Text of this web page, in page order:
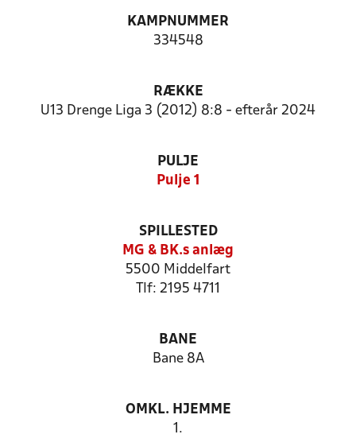
KAMPNUMMER
334548
RÆKKE
U13 Drenge Liga 3 (2012) 8:8 - efterår 2024
PULJE
Pulje 1
SPILLESTED
MG & BK.s anlæg
5500 Middelfart
Tlf: 2195 4711
BANE
Bane 8A
OMKL. HJEMME
1.